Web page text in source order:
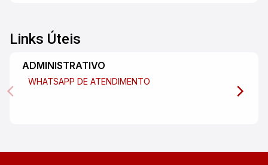
Links Úteis
ADMINISTRATIVO
WHATSAPP DE ATENDIMENTO